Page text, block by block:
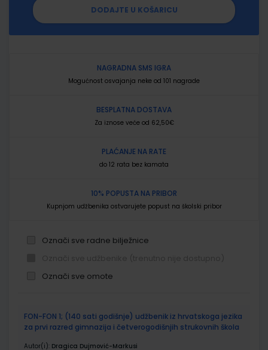
DODAJTE U KOŠARICU
NAGRADNA SMS IGRA
Mogućnost osvajanja neke od 101 nagrade
BESPLATNA DOSTAVA
Za iznose veće od 62,50€
PLAĆANJE NA RATE
do 12 rata bez kamata
10% POPUSTA NA PRIBOR
Kupnjom udžbenika ostvarujete popust na školski pribor
Označi sve radne bilježnice
Označi sve omote
proizvodi
FON-FON 1; (140 sati godišnje) udžbenik iz hrvatskoga jezika
za prvi razred gimnazija i četverogodišnjih strukovnih škola
Autor(i): Dragica Dujmović-Markusi